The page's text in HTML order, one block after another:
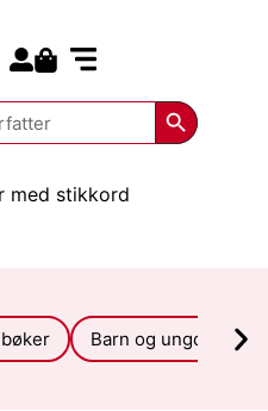
Search
med stikkord
Barn og ungdom